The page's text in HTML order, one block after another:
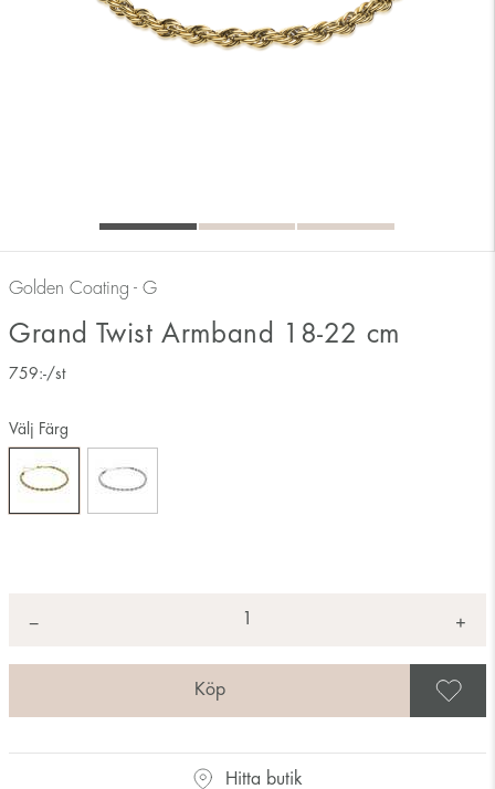
Golden Coating - G
Grand Twist Armband 18-22 cm
759:-/st
Välj Färg
− +
Hitta butik